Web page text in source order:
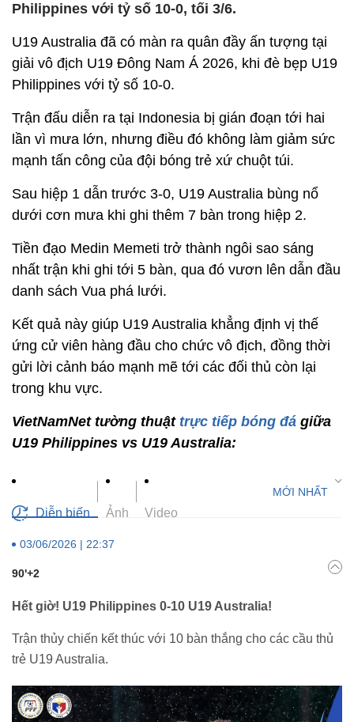
Philippines với tỷ số 10-0, tối 3/6.
U19 Australia đã có màn ra quân đầy ấn tượng tại
giải vô địch U19 Đông Nam Á 2026, khi đè bẹp U19
Philippines với tỷ số 10-0.
Trận đấu diễn ra tại Indonesia bị gián đoạn tới hai
lần vì mưa lớn, nhưng điều đó không làm giảm sức
mạnh tấn công của đội bóng trẻ xứ chuột túi.
Sau hiệp 1 dẫn trước 3-0, U19 Australia bùng nổ
dưới cơn mưa khi ghi thêm 7 bàn trong hiệp 2.
Tiền đạo Medin Memeti trở thành ngôi sao sáng
nhất trận khi ghi tới 5 bàn, qua đó vươn lên dẫn đầu
danh sách Vua phá lưới.
Kết quả này giúp U19 Australia khẳng định vị thế
ứng cử viên hàng đầu cho chức vô địch, đồng thời
gửi lời cảnh báo mạnh mẽ tới các đối thủ còn lại
trong khu vực.
VietNamNet tường thuật trực tiếp bóng đá giữa
U19 Philippines vs U19 Australia:
Diễn biến Ảnh Video
03/06/2026 | 22:37
90'+2
Hết giờ! U19 Philippines 0-10 U19 Australia!
Trận thủy chiến kết thúc với 10 bàn thắng cho các cầu thủ
trẻ U19 Australia.